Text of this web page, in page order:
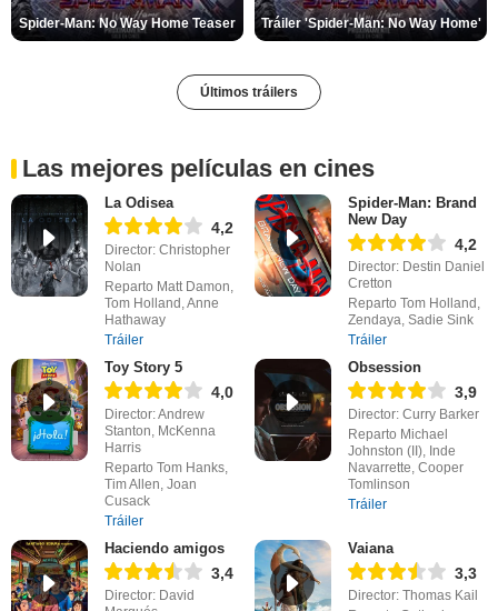
Spider-Man: No Way Home Teaser Tráiler 'Spider-Man: No Way Home'
Últimos tráilers
Las mejores películas en cines
La Odisea
4,2
Director: Christopher
Nolan
Reparto Matt Damon,
Tom Holland, Anne
Hathaway
Tráiler
Spider-Man: Brand
New Day
4,2
Director: Destin Daniel
Cretton
Reparto Tom Holland,
Zendaya, Sadie Sink
Tráiler
Toy Story 5
4,0
Director: Andrew
Stanton, McKenna
Harris
Reparto Tom Hanks,
Tim Allen, Joan
Cusack
Tráiler
Obsession
3,9
Director: Curry Barker
Reparto Michael
Johnston (II), Inde
Navarrette, Cooper
Tomlinson
Tráiler
Haciendo amigos
3,4
Director: David
Vaiana
3,3
Director: Thomas Kail